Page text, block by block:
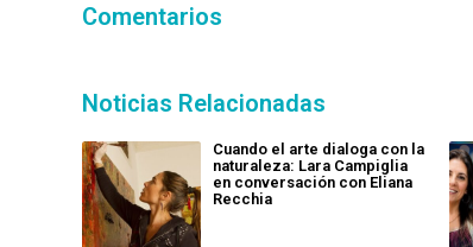
Comentarios
Noticias Relacionadas
Cuando el arte dialoga con la
naturaleza: Lara Campiglia
en conversación con Eliana
Recchia